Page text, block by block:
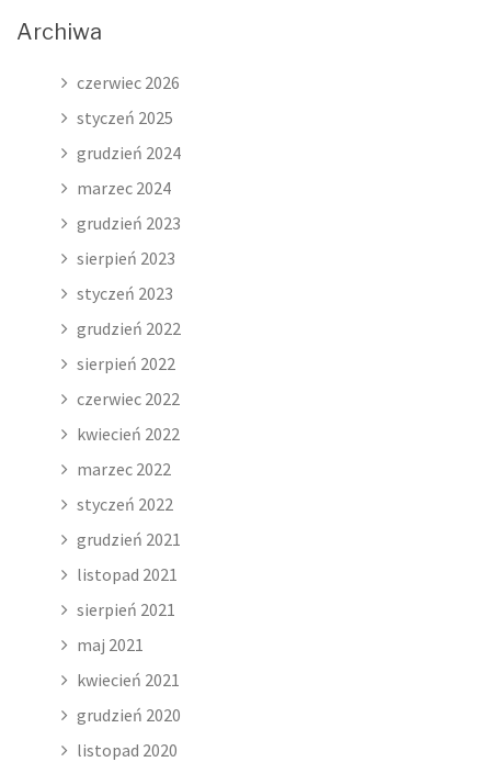
Archiwa
czerwiec 2026
styczeń 2025
grudzień 2024
marzec 2024
grudzień 2023
sierpień 2023
styczeń 2023
grudzień 2022
sierpień 2022
czerwiec 2022
kwiecień 2022
marzec 2022
styczeń 2022
grudzień 2021
listopad 2021
sierpień 2021
maj 2021
kwiecień 2021
grudzień 2020
listopad 2020